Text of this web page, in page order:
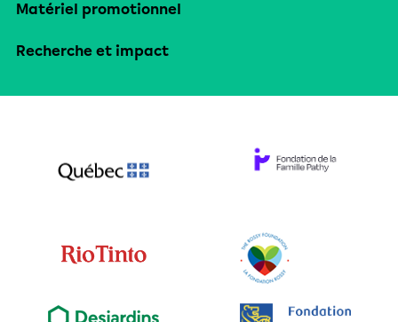
Matériel promotionnel
Recherche et impact